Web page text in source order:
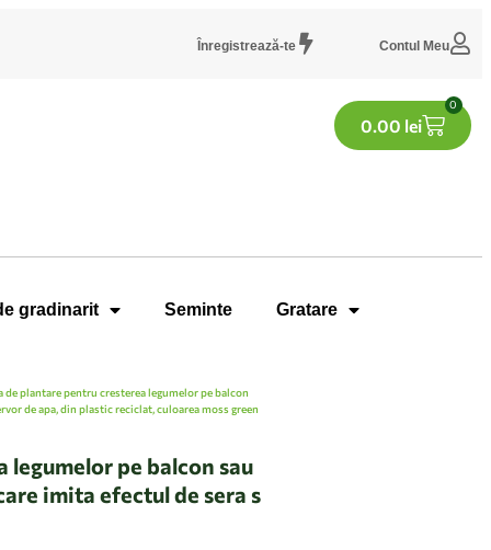
Înregistrează-te Contul Meu
0.00 lei
0
gradinarit Seminte Gratare
de plantare pentru cresterea legumelor pe balcon
de apa, din plastic reciclat, culoarea moss green
legumelor pe balcon sau
imita efectul de sera s